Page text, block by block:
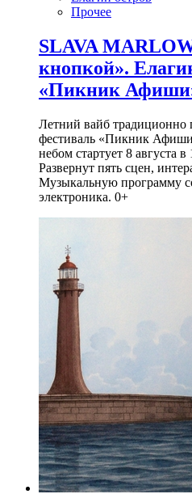
Прочее
SLAVA
кнопкой».
«Пикник
Летний вайб традиционно
фестиваль «Пикник
небом стартует 8 августа
Развернут пять сцен,
Музыкальную программу
электроника. 0+